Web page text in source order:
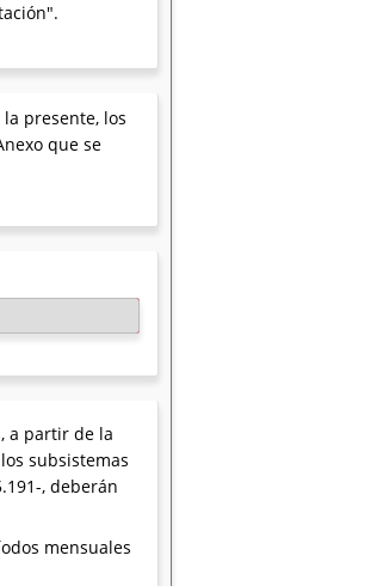
presente, los
que se
a partir de la
subsistemas
, deberán
mensuales